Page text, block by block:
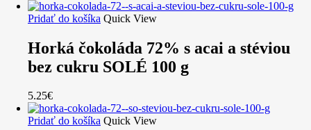
Pridať do košíka Quick View
Horká čokoláda 72% s acai a stéviou
bez cukru SOLÉ 100 g
5.25€
Pridať do košíka Quick View